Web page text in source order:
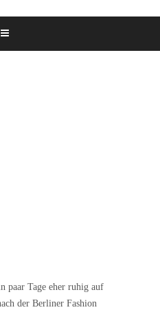
paar Tage eher ruhig auf
der Berliner Fashion